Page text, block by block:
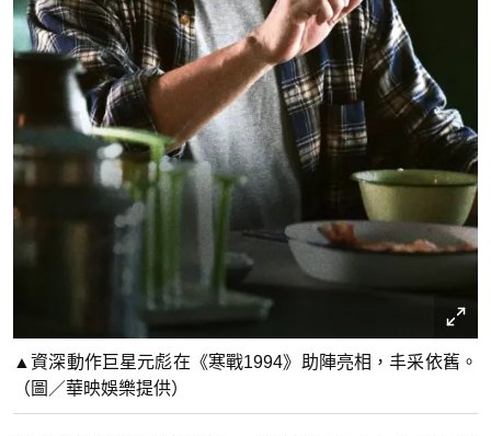
▲資深動作巨星元彪在《寒戰1994》助陣亮相，丰采依舊。
（圖／華映娛樂提供）